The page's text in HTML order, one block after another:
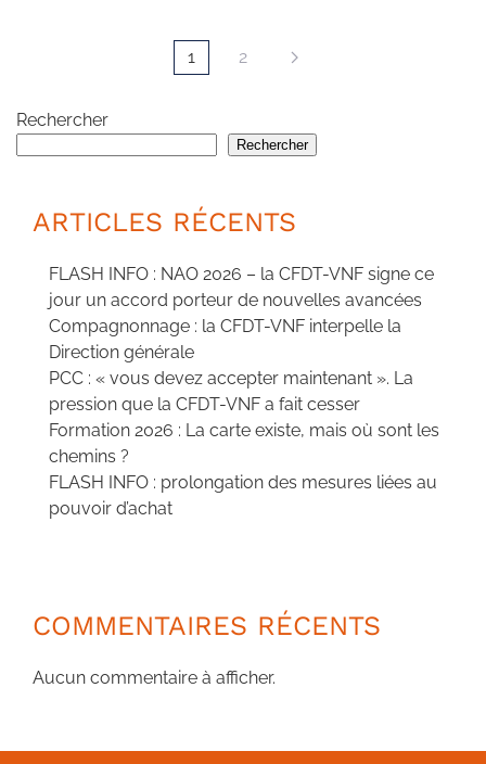
1 2
Rechercher
Rechercher
ARTICLES RÉCENTS
FLASH INFO : NAO 2026 – la CFDT-VNF signe ce
jour un accord porteur de nouvelles avancées
Compagnonnage : la CFDT-VNF interpelle la
Direction générale
PCC : « vous devez accepter maintenant ». La
pression que la CFDT-VNF a fait cesser
Formation 2026 : La carte existe, mais où sont les
chemins ?
FLASH INFO : prolongation des mesures liées au
pouvoir d’achat
COMMENTAIRES RÉCENTS
Aucun commentaire à afficher.